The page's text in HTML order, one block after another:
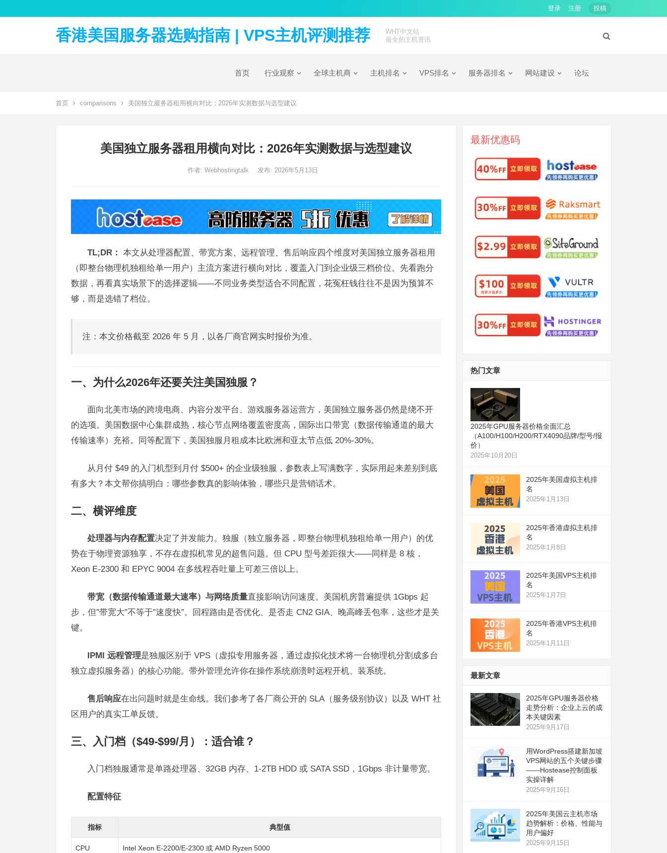
登录 注册 投稿
香港美国服务器选购指南 | VPS主机评测推荐
WHT中文站
最全的主机资讯
首页 行业观察 全球主机商 主机排名 VPS排名 服务器排名 网站建设 论坛
首页 comparisons 美国独立服务器租用横向对比：2026年实测数据与选型建议
美国独立服务器租用横向对比：2026年实测数据与选型建议
作者: Webhostingtalk 发布: 2026年5月13日
TL;DR：
本文从处理器配置、带宽方案、远程管理、售后响应四个维度对美国独立服务器租用
（即整台物理机独租给单一用户）主流方案进行横向对比，覆盖入门到企业级三档价位。先看跑分
数据，再看真实场景下的选择逻辑——不同业务类型适合不同配置，花冤枉钱往往不是因为预算不
够，而是选错了档位。
注：本文价格截至 2026 年 5 月，以各厂商官网实时报价为准。
一、为什么2026年还要关注美国独服？
面向北美市场的跨境电商、内容分发平台、游戏服务器运营方，美国独立服务器仍然是绕不开
的选项。美国数据中心集群成熟，核心节点网络覆盖密度高，国际出口带宽（数据传输通道的最大
传输速率）充裕。同等配置下，美国独服月租成本比欧洲和亚太节点低 20%-30%。
从月付 $49 的入门机型到月付 $500+ 的企业级独服，参数表上写满数字，实际用起来差别到底
有多大？本文帮你搞明白：哪些参数真的影响体验，哪些只是营销话术。
二、横评维度
处理器与内存配置决定了并发能力。独服（独立服务器，即整台物理机独租给单一用户）的优
势在于物理资源独享，不存在虚拟机常见的超售问题。但 CPU 型号差距很大——同样是 8 核，
Xeon E-2300 和 EPYC 9004 在多线程吞吐量上可差三倍以上。
带宽（数据传输通道最大速率）与网络质量直接影响访问速度。美国机房普遍提供 1Gbps 起
步，但”带宽大”不等于”速度快”。回程路由是否优化、是否走 CN2 GIA、晚高峰丢包率，这些才是关
键。
IPMI 远程管理是独服区别于 VPS（虚拟专用服务器，通过虚拟化技术将一台物理机分割成多台
独立虚拟服务器）的核心功能。带外管理允许你在操作系统崩溃时远程开机、装系统。
售后响应在出问题时就是生命线。我们参考了各厂商公开的 SLA（服务级别协议）以及 WHT 社
区用户的真实工单反馈。
三、入门档（$49-$99/月）：适合谁？
入门档独服通常是单路处理器、32GB 内存、1-2TB HDD 或 SATA SSD，1Gbps 非计量带宽。
配置特征
指标 典型值
CPU Intel Xeon E-2200/E-2300 或 AMD Ryzen 5000
最新优惠码
热门文章
2025年GPU服务器价格全面汇总
（A100/H100/H200/RTX4090品牌/型号/报
价）
2025年10月20日
2025年美国虚拟主机排
名
2025年1月13日
2025年香港虚拟主机排
名
2025年1月8日
2025年美国VPS主机排
名
2025年1月7日
2025年香港VPS主机排
名
2025年1月11日
最新文章
2025年GPU服务器价格
走势分析：企业上云的成
本关键因素
2025年9月17日
用WordPress搭建新加坡
VPS网站的五个关键步骤
——Hostease控制面板
实操详解
2025年9月16日
2025年美国云主机市场
趋势解析：价格、性能与
用户偏好
2025年9月15日